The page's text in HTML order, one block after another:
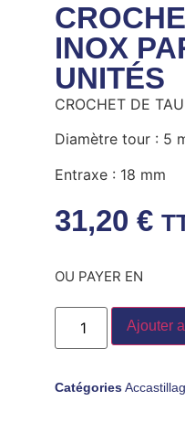
INOX
UNITÉS
CROCHET DE
Diamètre tour : 5
Entraxe : 18 mm
31,20 €
OU PAYER EN
Ajouter
Catégories